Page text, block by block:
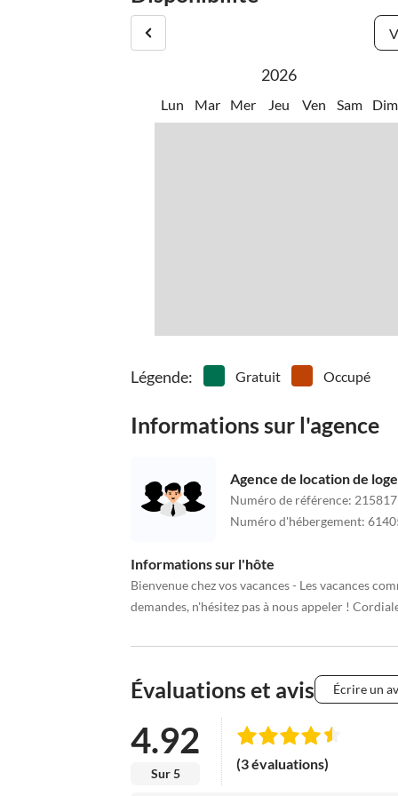
• Planche à voile
Voile
2026
Lun Mar Mer Jeu Ven Sam Dim
Légende: Gratuit Occupé
Informations sur l'agence
Agence de location de
Numéro de référence: 215817
Numéro d'hébergement:
Informations sur l'hôte
Bienvenue chez vos vacances - Les vacances
demandes, n'hésitez pas à nous appeler !
Évaluations et avis Écrire un
4.92
Sur 5
(3 évaluations)